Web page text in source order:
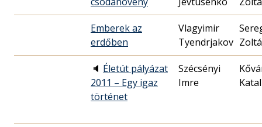
Emberek az
erdőben
Vlagyimir
Tyendrjakov
🔈 Életút pályázat
2011 – Egy igaz
történet
Szécsényi
Imre